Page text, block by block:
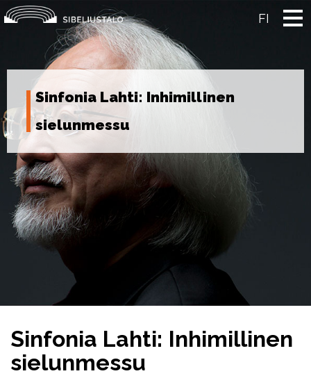
Skip
to
FI
Sinfonia Lahti: Inhimillinen
sielunmessu
Sinfonia Lahti: Inhimillinen
sielunmessu